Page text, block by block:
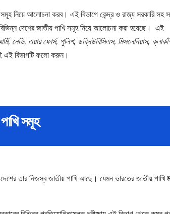
নিয়ে আলোচনা করব। এই বিভাগে কেন্দ্র ও রাজ্য সরকারি সহ
দেশের জাতীয় পাখি সমূহ নিয়ে আলোচনা করা হয়েছে। এই
নেভি, এয়ার ফোর্স, পুলিশ, ডব্লিউবিসিএস, মিসলেনিয়াস,
এই বিভাগটি ফলো করুন।
সমূহ
তার নিজস্ব জাতীয় পাখি আছে। যেমন ভারতের জাতীয় পাখি